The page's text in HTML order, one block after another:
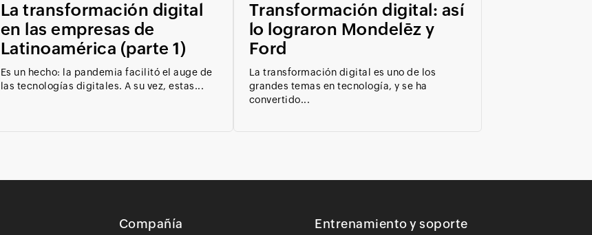
La transformación digital
en las empresas de
Latinoamérica (parte 1)
Es un hecho: la pandemia facilitó el auge de
las tecnologías digitales. A su vez, estas...
Transformación digital: así
lo lograron Mondelēz y
Ford
La transformación digital es uno de los
grandes temas en tecnología, y se ha
convertido...
Compañía Entrenamiento y soporte